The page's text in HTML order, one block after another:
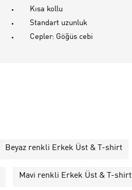
Kısa kollu
Standart uzunluk
Cepler: Göğüs cebi
Beyaz renkli Erkek Üst & T-shirt
Mavi renkli Erkek Üst & T-shirt